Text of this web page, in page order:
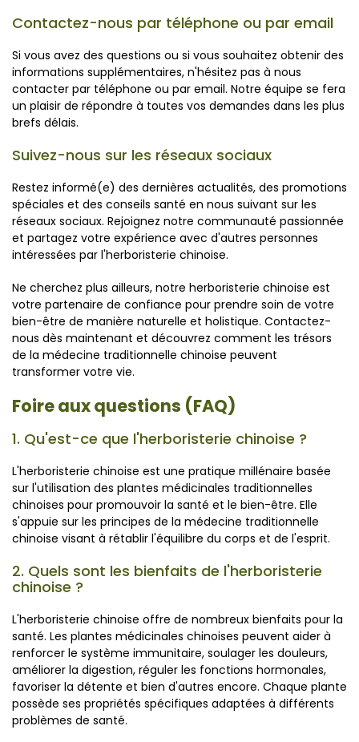
Contactez-nous par téléphone ou par email
Si vous avez des questions ou si vous souhaitez obtenir des
informations supplémentaires, n'hésitez pas à nous
contacter par téléphone ou par email. Notre équipe se fera
un plaisir de répondre à toutes vos demandes dans les plus
brefs délais.
Suivez-nous sur les réseaux sociaux
Restez informé(e) des dernières actualités, des promotions
spéciales et des conseils santé en nous suivant sur les
réseaux sociaux. Rejoignez notre communauté passionnée
et partagez votre expérience avec d'autres personnes
intéressées par l'herboristerie chinoise.
Ne cherchez plus ailleurs, notre herboristerie chinoise est
votre partenaire de confiance pour prendre soin de votre
bien-être de manière naturelle et holistique. Contactez-
nous dès maintenant et découvrez comment les trésors
de la médecine traditionnelle chinoise peuvent
transformer votre vie.
Foire aux questions (FAQ)
1. Qu'est-ce que l'herboristerie chinoise ?
L'herboristerie chinoise est une pratique millénaire basée
sur l'utilisation des plantes médicinales traditionnelles
chinoises pour promouvoir la santé et le bien-être. Elle
s'appuie sur les principes de la médecine traditionnelle
chinoise visant à rétablir l'équilibre du corps et de l'esprit.
2. Quels sont les bienfaits de l'herboristerie
chinoise ?
L'herboristerie chinoise offre de nombreux bienfaits pour la
santé. Les plantes médicinales chinoises peuvent aider à
renforcer le système immunitaire, soulager les douleurs,
améliorer la digestion, réguler les fonctions hormonales,
favoriser la détente et bien d'autres encore. Chaque plante
possède ses propriétés spécifiques adaptées à différents
problèmes de santé.